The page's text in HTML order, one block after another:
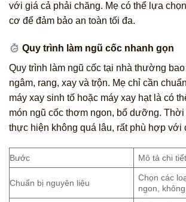
với giá cả phải chăng. Mẹ có thể lựa
cơ để đảm bảo an toàn tối đa.
Quy trình làm ngũ cốc nhanh gọn
Quy trình làm ngũ cốc tại nhà thường
ngâm, rang, xay và trộn. Mẹ chỉ cần
máy xay sinh tố hoặc máy xay hạt là có
món ngũ cốc thơm ngon, bổ dưỡng.
thực hiện không quá lâu, rất phù hợp với
Bước Mô tả chi tiết
Chuẩn bị nguyên liệu
Chọn các
ngon,